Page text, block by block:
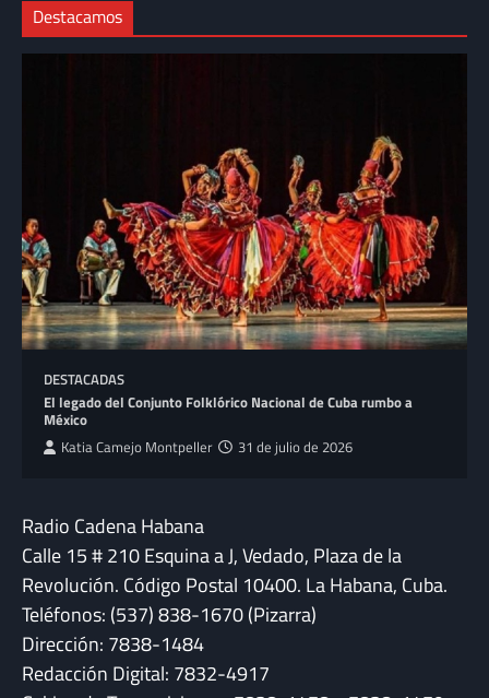
Destacamos
DESTACADAS
El legado del Conjunto Folklórico Nacional de Cuba rumbo a
México
Katia Camejo Montpeller 31 de julio de 2026
Radio Cadena Habana
Calle 15 # 210 Esquina a J, Vedado, Plaza de la
Revolución. Código Postal 10400. La Habana, Cuba.
Teléfonos: (537) 838-1670 (Pizarra)
Dirección: 7838-1484
Redacción Digital: 7832-4917